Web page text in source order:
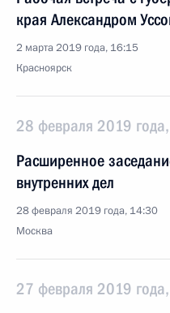
края Александром
2 марта 2019 года, 16:15
Красноярск
28 февраля 2019 года,
Расширенное
внутренних дел
28 февраля 2019 года, 14:30
Москва
27 февраля 2019